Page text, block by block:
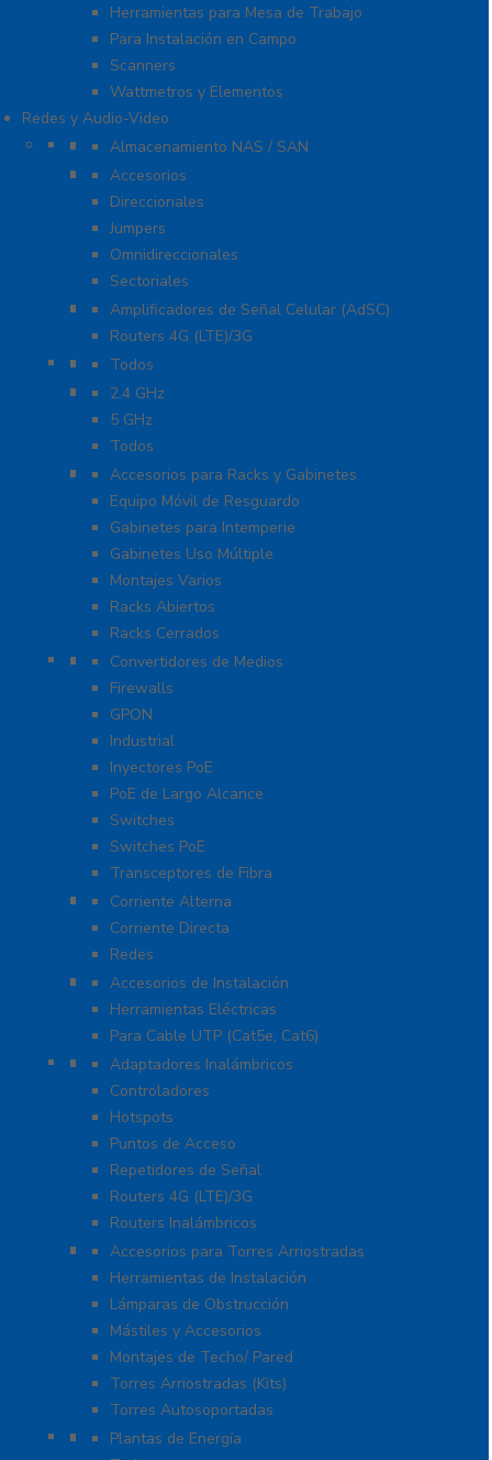
Herramientas para Mesa de Trabajo
Para Instalación en Campo
Scanners
Wattmetros y Elementos
Redes y Audio-Video
Almacenamiento NAS / SAN y Servidores
Almacenamiento NAS / SAN
Antenas
Accesorios
Direccionales
Jumpers
Omnidireccionales
Sectoriales
Cobertura para Celular 4G LTE, 3G y Voz
Amplificadores de Señal Celular (AdSC)
Routers 4G (LTE)/3G
Enlaces de Backhaul
Todos
Enlaces PtP y PtMP
2.4 GHz
5 GHz
Todos
Racks y Gabinetes
Accesorios para Racks y Gabinetes
Equipo Móvil de Resguardo
Gabinetes para Intemperie
Gabinetes Uso Múltiple
Montajes Varios
Racks Abiertos
Racks Cerrados
Networking
Convertidores de Medios
Firewalls
GPON
Industrial
Inyectores PoE
PoE de Largo Alcance
Switches
Switches PoE
Transceptores de Fibra
Protección Contra Descargas
Corriente Alterna
Corriente Directa
Redes
Herramientas
Accesorios de Instalación
Herramientas Eléctricas
Para Cable UTP (Cat5e, Cat6)
Redes WIFI
Adaptadores Inalámbricos
Controladores
Hotspots
Puntos de Acceso
Repetidores de Señal
Routers 4G (LTE)/3G
Routers Inalámbricos
Torres y Mástiles
Accesorios para Torres Arriostradas
Herramientas de Instalación
Lámparas de Obstrucción
Mástiles y Accesorios
Montajes de Techo/ Pared
Torres Arriostradas (Kits)
Torres Autosoportadas
UPS / Respaldo
Plantas de Energía